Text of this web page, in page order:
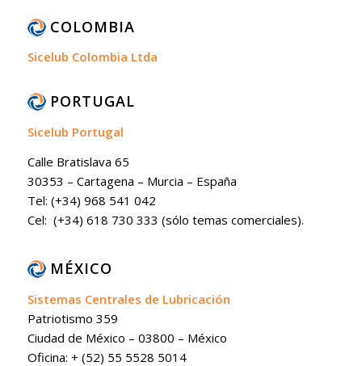
COLOMBIA
Sicelub Colombia Ltda
PORTUGAL
Sicelub Portugal
Calle Bratislava 65
30353 – Cartagena – Murcia – España
Tel: (+34) 968 541 042
Cel: (+34) 618 730 333 (sólo temas comerciales).
MÉXICO
Sistemas Centrales de Lubricación
Patriotismo 359
Ciudad de México – 03800 – México
Oficina: + (52) 55 5528 5014